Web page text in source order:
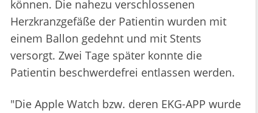
können. Die nahezu verschlossenen
Herzkranzgefäße der Patientin wurden mit
einem Ballon gedehnt und mit Stents
versorgt. Zwei Tage später konnte die
Patientin beschwerdefrei entlassen werden.
"Die Apple Watch bzw. deren EKG-APP wurde